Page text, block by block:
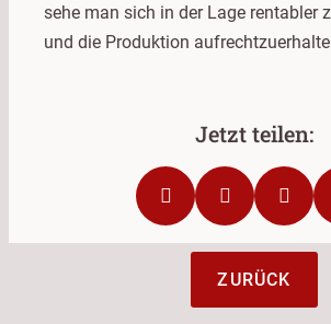
sehe man sich in der Lage rentabler
und die Produktion
ZURÜCK